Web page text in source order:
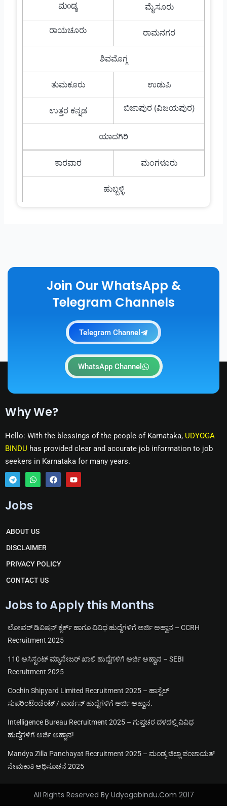
ಮಂಡ್ಯ
ಮೈಸೂರು
ರಾಯಚೂರು ರಾಮನಗರ
ಶಿವಮೊಗ್ಗ
ತುಮಕೂರು ಉಡುಪಿ
ಉತ್ತರ ಕನ್ನಡ ಬಿಜಾಪುರ (ವಿಜಯಪುರ)
ಯಾದಗಿರಿ
ಕಾರವಾರ ಮಂಗಳೂರು
ಹುಬ್ಬಳ್ಳಿ
Join Our WhatsApp &
Telegram Channels
Telegram Channel
WhatsApp Channel
Why We?
Hello: With the blessings of the people of Karnataka, UDYOGA
BINDU has provided clear and accurate job information to job
seekers in Karnataka for many years.
T
l
r
a
m
W
a
a
p
p
F Y
Jobs
ABOUT US
DISCLAIMER
PRIVACY POLICY
CONTACT US
Jobs to Apply this Months
ಲೋವರ್ ಡಿವಿಷನ್ ಕ್ಲರ್ಕ್ ಹಾಗೂ ವಿವಿಧ ಹುದ್ದೆಗಳಿಗೆ ಅರ್ಜಿ ಅಹ್ವಾನ – CCRH
Recruitment 2025
110 ಅಸಿಸ್ಟಂಟ್ ಮ್ಯಾನೇಜರ್ ಖಾಲಿ ಹುದ್ದೆಗಳಿಗೆ ಅರ್ಜಿ ಅಹ್ವಾನ – SEBI
Recruitment 2025
Cochin Shipyard Limited Recruitment 2025 – ಹಾಸ್ಟೆಲ್
ಸುಪರಿಂಟೆಂಡೆಂಟ್ / ವಾರ್ಡನ್ ಹುದ್ದೆಗಳಿಗೆ ಅರ್ಜಿ ಅಹ್ವಾನ.
Intelligence Bureau Recruitment 2025 – ಗುಪ್ತಚರ ದಳದಲ್ಲಿ ವಿವಿಧ
ಹುದ್ದೆಗಳಿಗೆ ಅರ್ಜಿ ಅಹ್ವಾನ!
Mandya Zilla Panchayat Recruitment 2025 – ಮಂಡ್ಯ ಜಿಲ್ಲಾ ಪಂಚಾಯತ್
ನೇಮಕಾತಿ ಅಧಿಸೂಚನೆ 2025
All Rights Reserved By Udyogabindu.com 2017